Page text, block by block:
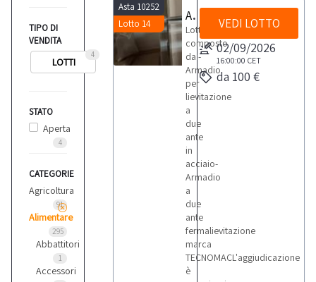
TIPO DI
VENDITA
4
LOTTI
STATO
Aperta
4
CATEGORIE
Agricoltura
91
Alimentare
295
Abbattitori
1
Accessori
Asta 10252
Lotto 14
Armadi levitazione
Lotto
composto
da:-
Armadio
per
lievitazione
a
due
ante
in
acciaio-
Armadio
a
due
ante
fermalievitazione
marca
TECNOMACL'aggiudicazione
è
VEDI LOTTO
02/09/2026
16:00:00 CET
da 100 €